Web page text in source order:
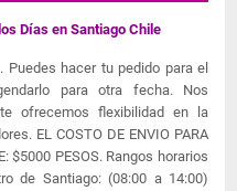
Días en Santiago Chile
hacer tu pedido para el
para otra fecha. Nos
ofrecemos flexibilidad en la
EL COSTO DE ENVIO PARA
$5000 PESOS. Rangos horarios
de Santiago: (08:00 a 14:00)